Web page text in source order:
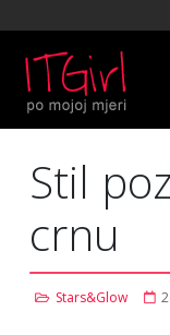
Stil
crnu
Stars&Glow